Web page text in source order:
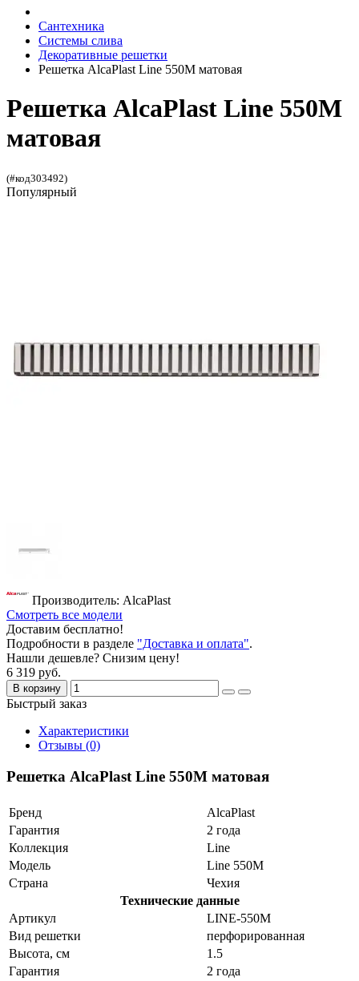
Сантехника
Системы слива
Декоративные решетки
Решетка AlcaPlast Line 550M матовая
Решетка AlcaPlast Line 550M
матовая
(#код303492)
Популярный
Производитель: AlcaPlast
Смотреть все модели
Доставим бесплатно!
Подробности в разделе "Доставка и оплата".
Нашли дешевле? Снизим цену!
6 319 руб.
В корзину
Быстрый заказ
Характеристики
Отзывы (0)
Решетка AlcaPlast Line 550M матовая
Бренд
AlcaPlast
Гарантия
2 года
Коллекция
Line
Модель
Line 550M
Страна
Чехия
Технические данные
Артикул
LINE-550M
Вид решетки
перфорированная
Высота, см
1.5
Гарантия
2 года